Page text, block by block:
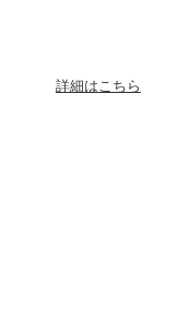
詳細はこちら